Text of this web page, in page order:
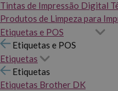
Tintas de Impressão Digital
Produtos de Limpeza para
Etiquetas e POS
Etiquetas e POS
Etiquetas
Etiquetas
Etiquetas Brother DK